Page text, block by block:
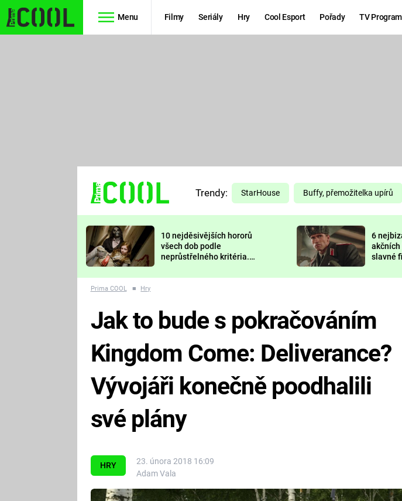
Menu Filmy Seriály Hry Cool Esport Pořady TV Program
TŘESKU
FUTURAMA
PREDÁTOR
Trendy: StarHouse Buffy, přemožitelka upírů
10 nejděsivějších hororů
všech dob podle
neprůstřelného kritéria.
nejvíc zvednou tep?
6
akčních
slavné
Prima COOL ■ Hry
HRY
23. února 2018 16:09
Adam Vala
Jak to bude s pokračováním
Kingdom Come: Deliverance?
Vývojáři konečně poodhalili
své plány